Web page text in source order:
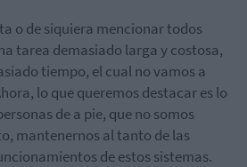
o de siquiera mencionar todos
tarea demasiado larga y costosa,
tiempo, el cual no vamos a
lo que queremos destacar es lo
de a pie, que no somos
mantenernos al tanto de las
de estos sistemas.